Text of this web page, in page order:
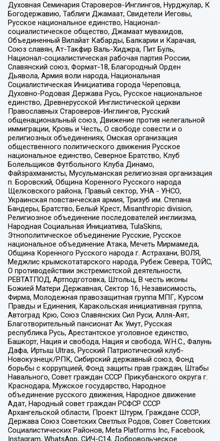
Духовная Семинария Староверов-Инглингов, Нурджулар, К
Богодержавию, Таблиги Джамаат, Свидетели Иеговы,
Русское национальное единство, Национал-
социалистическое общество, Джамаат мувахидов,
Объединенный Вилайат Кабарды, Балкарии и Карачая,
Союз славян, Ат-Такфир Валь-Хиджра, Пит Буль,
Национал-социалистическая рабочая партия России,
Славянский союз, Формат-18, Благородный Орден
Дьявола, Армия воли народа, Национальная
Социалистическая Инициатива города Череповца,
Духовно-Родовая Держава Русь, Русское национальное
единство, Древнерусской Инглистической церкви
Православных Староверов-Инглингов, Русский
общенациональный союз, Движение против нелегальной
иммиграции, Кровь и Честь, О свободе совести и о
религиозных объединениях, Омская организация
общественного политического движения Русское
национальное единство, Северное Братство, Клуб
Болельщиков Футбольного Клуба Динамо,
Файзрахманисты, Мусульманская религиозная организация
п. Боровский, Община Коренного Русского народа
Щелковского района, Правый сектор, УНА - УНСО,
Украинская повстанческая армия, Тризуб им. Степана
Бандеры, Братство, Белый Крест, Misanthropic division,
Религиозное объединение последователей инглиизма,
Народная Социальная Инициатива, TulaSkins,
Этнополитическое объединение Русские, Русское
национальное объединение Атака, Мечеть Мирмамеда,
Община Коренного Русского народа г. Астрахани, ВОЛЯ,
Меджлис крымскотатарского народа, Рубеж Севера, ТОЙС,
О противодействии экстремистской деятельности,
РЕВТАТПОД, Артподготовка, Штольц, В честь иконы
Божией Матери Державная, Сектор 16, Независимость,
Фирма, Молодежная правозащитная группа МПГ, Курсом
Правды и Единения, Каракольская инициативная группа,
Автоград Крю, Союз Славянских Сил Руси, Алля-Аят,
Благотворительный пансионат Ак Умут, Русская
республика Русь, Арестантское уголовное единство,
Башкорт, Нация и свобода, Нация и свобода, W.H.С., Фалунь
Дафа, Иртыш Ultras, Русский Патриотический клуб-
Новокузнецк/РПК, Сибирский державный союз, Фонд
борьбы с коррупцией, Фонд защиты прав граждан, Штабы
Навального, Совет граждан СССР Прикубанского округа г.
Краснодара, Мужское государство, Народное
объединение русского движения, Народное движение
Адат, Народный совет граждан РСФСР СССР
Архангельской области, Проект Штурм, Граждане СССР,
Держава Союз Советских Светлых Родов, Совет Советских
Социалистических Районов, Meta Platforms Inc, Facebook,
Instagram, WhatsApp, СИЧ-С14, Добровольческое